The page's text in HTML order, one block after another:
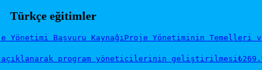
Türkçe eğitimler
Yönetimi Başvuru Kaynağı Proje Yönetiminin Temelleri
program yöneticilerinin geliştirilmesi